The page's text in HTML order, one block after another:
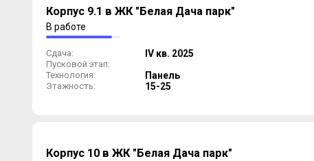
Корпус 9.1 в ЖК "Белая Дача парк"
В работе
Сдача: IV кв. 2025
Пусковой этап:
Технология:
Панель
Этажность: 15-25
Корпус 10 в ЖК "Белая Дача парк"